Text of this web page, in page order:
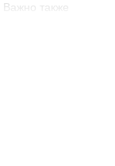
также